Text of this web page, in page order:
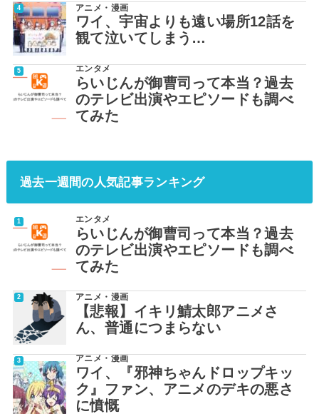
アニメ・漫画
ワイ、宇宙よりも遠い場所12話を
観て泣いてしまう…
エンタメ
らいじんが御曹司って本当？過去
のテレビ出演やエピソードも調べ
てみた
過去一週間の人気記事ランキング
エンタメ
らいじんが御曹司って本当？過去
のテレビ出演やエピソードも調べ
てみた
アニメ・漫画
【悲報】イキリ鯖太郎アニメさ
ん、普通につまらない
アニメ・漫画
ワイ、『邪神ちゃんドロップキッ
ク』ファン、アニメのデキの悪さ
に憤慨